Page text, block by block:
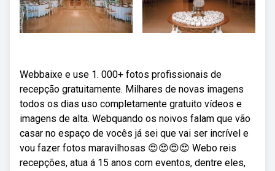
Webbaixe e use 1. 000+ fotos profissionais de
recepção gratuitamente. Milhares de novas imagens
todos os dias uso completamente gratuito vídeos e
imagens de alta. Webquando os noivos falam que vão
casar no espaço de vocês já sei que vai ser incrível e
vou fazer fotos maravilhosas 😍😍😍😍 Webo reis
recepções, atua á 15 anos com eventos, dentre eles,